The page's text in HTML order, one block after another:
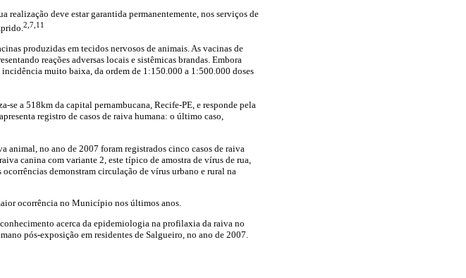
deve estar garantida permanentemente, nos serviços de
2,7,11
produzidas em tecidos nervosos de animais. As vacinas de
reações adversas locais e sistêmicas brandas. Embora
muito baixa, da ordem de 1:150.000 a 1:500.000 doses
a 518km da capital pernambucana, Recife-PE, e responde pela
registro de casos de raiva humana: o último caso,
animal, no ano de 2007 foram registrados cinco casos de raiva
canina com variante 2, este típico de amostra de vírus de rua,
demonstram circulação de vírus urbano e rural na
ocorrência no Município nos últimos anos.
acerca da epidemiologia na profilaxia da raiva no
pós-exposição em residentes de Salgueiro, no ano de 2007.